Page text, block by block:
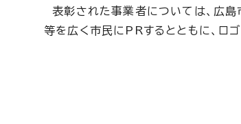
表彰された事業者については、広島
等を広く市民にPRするとともに、ロゴ